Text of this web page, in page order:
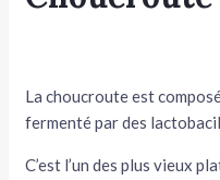
La choucroute est
fermenté par des
C’est l’un des plus vieux